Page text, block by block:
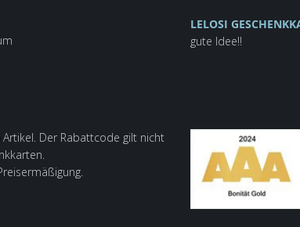
LELOSI
gute Idee!!
Der Rabattcode gilt nicht